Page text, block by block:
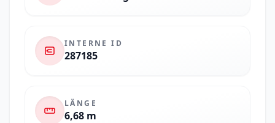
INTERNE ID
287185
LÄNGE
6,68 m